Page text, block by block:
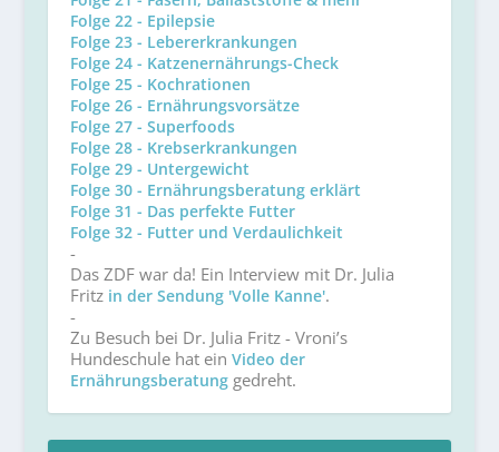
Folge 22 - Epilepsie
Folge 23 - Lebererkrankungen
Folge 24 - Katzenernährungs-Check
Folge 25 - Kochrationen
Folge 26 - Ernährungsvorsätze
Folge 27 - Superfoods
Folge 28 - Krebserkrankungen
Folge 29 - Untergewicht
Folge 30 - Ernährungsberatung erklärt
Folge 31 - Das perfekte Futter
Folge 32 - Futter und Verdaulichkeit
-
Das ZDF war da! Ein Interview mit Dr. Julia
Fritz in der Sendung 'Volle Kanne'.
-
Zu Besuch bei Dr. Julia Fritz - Vroni’s
Hundeschule hat ein Video der
Ernährungsberatung gedreht.